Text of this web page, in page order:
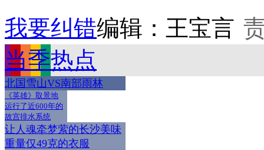
我要纠错编辑：王宝言
当季热点
北国雪山VS南部雨林
《英雄》取景地
运行了近600年的
故宫排水系统
让人魂牵梦萦的长沙美味
重量仅49克的衣服